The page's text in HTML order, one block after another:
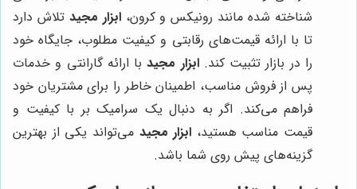
شناخته شده مانند رونیکس و کرون،ابزار مجید تلاش دارد
تا با ارائه قیمت‌های رقابتی و کیفیت مطلوب، جایگاه خود
را در بازار تثبیت کند.ابزار مجیدبا ارائه گارانتی و خدمات
پس از فروش مناسب، اطمینان خاطر را برای مشتریان خود
فراهم می‌کند. اگر به دنبال یک سرامیک بر با کیفیت و
قیمت مناسب هستید، ابزار مجید می‌تواند یکی از بهترین
گزینه‌های پیش روی شما باشد.